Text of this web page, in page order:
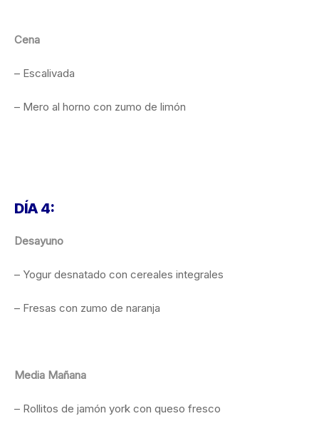
Cena
– Escalivada
– Mero al horno con zumo de limón
DÍA 4:
Desayuno
– Yogur desnatado con cereales integrales
– Fresas con zumo de naranja
Media Mañana
– Rollitos de jamón york con queso fresco